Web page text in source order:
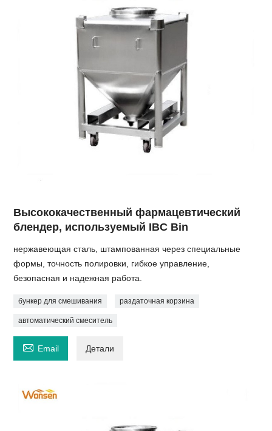
Высококачественный фармацевтический
блендер, используемый IBC Bin
нержавеющая сталь, штампованная через специальные
формы, точность полировки, гибкое управление,
безопасная и надежная работа.
бункер для смешивания раздаточная корзина
автоматический смеситель
 Email Детали